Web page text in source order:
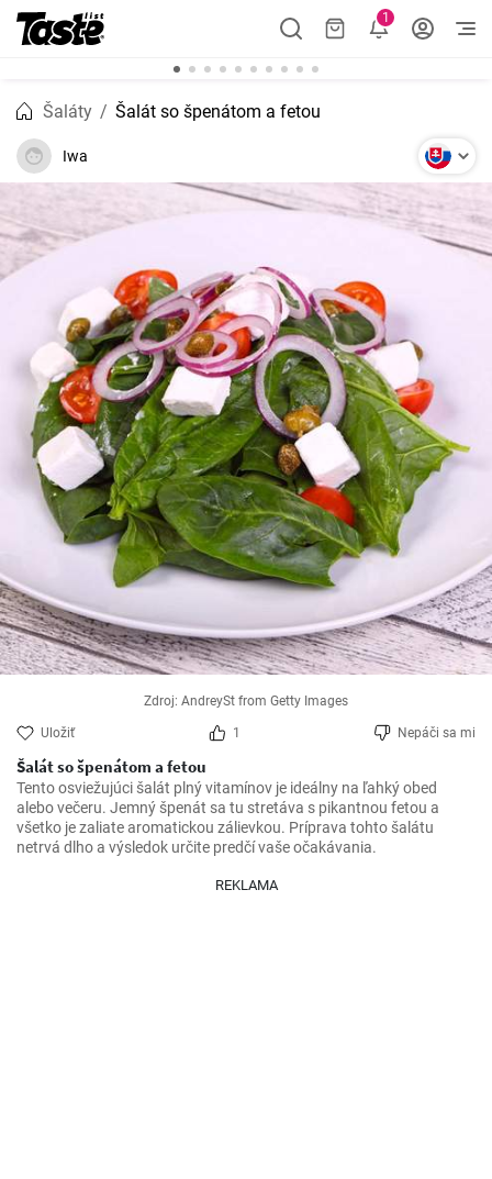
1
Šaláty Šalát so špenátom a fetou
Iwa
Zdroj: AndreySt from Getty Images
Uložiť 1 Nepáči sa mi
Šalát so špenátom a fetou
Tento osviežujúci šalát plný vitamínov je ideálny na ľahký obed
alebo večeru. Jemný špenát sa tu stretáva s pikantnou fetou a
všetko je zaliate aromatickou zálievkou. Príprava tohto šalátu
REKLAMA